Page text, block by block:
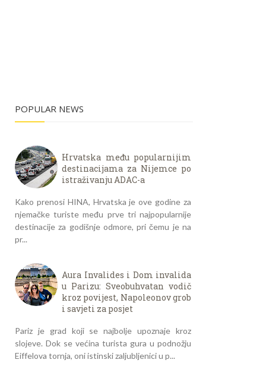
POPULAR NEWS
Hrvatska među popularnijim
destinacijama za Nijemce po
istraživanju ADAC-a
Kako prenosi HINA, Hrvatska je ove godine za
njemačke turiste među prve tri najpopularnije
destinacije za godišnje odmore, pri čemu je na
pr...
Aura Invalides i Dom invalida
u Parizu: Sveobuhvatan vodič
kroz povijest, Napoleonov grob
i savjeti za posjet
Pariz je grad koji se najbolje upoznaje kroz
slojeve. Dok se većina turista gura u podnožju
Eiffelova tornja, oni istinski zaljubljenici u p...